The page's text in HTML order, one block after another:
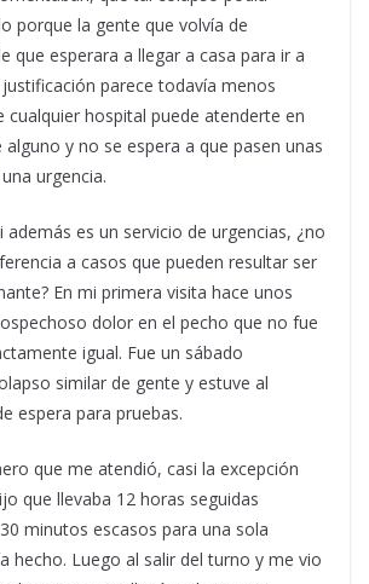
porque la gente que volvía de
que esperara a llegar a casa para ir a
parece todavía menos
cualquier hospital puede atenderte en
alguno y no se espera a que pasen unas
urgencia.
es un servicio de urgencias, ¿no
a casos que pueden resultar ser
En mi primera visita hace unos
dolor en el pecho que no fue
igual. Fue un sábado
similar de gente y estuve al
espera para pruebas.
que me atendió, casi la excepción
que llevaba 12 horas seguidas
minutos escasos para una sola
hecho. Luego al salir del turno y me vio